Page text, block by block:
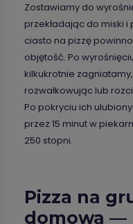
Zostawiamy do
przekładając do miski
ciasto na pizzę
objętość. Po
kilkukrotnie
rozwałkowując lub
Po pokryciu ich
przez 15 minut w
250 stopni.
Pizza na
domowa —